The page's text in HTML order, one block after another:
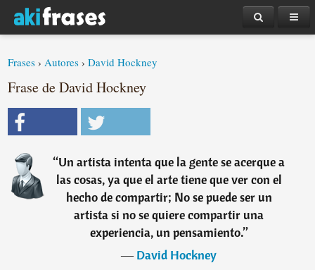
Frases ›Autores ›David Hockney
Frase de David Hockney
“Un artista intenta que la gente se acerque a
las cosas, ya que el arte tiene que ver con el
hecho de compartir; No se puede ser un
artista si no se quiere compartir una
experiencia, un pensamiento.”
―David Hockney